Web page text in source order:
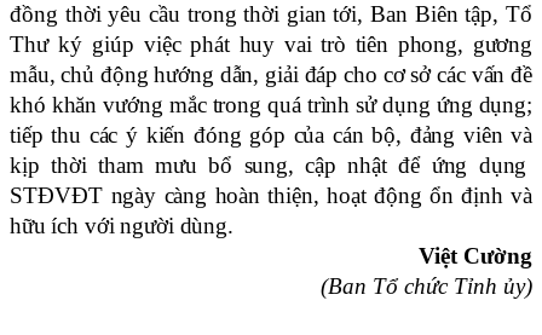
đồng thờiyêu cầu trong thời gian tới, Ban Biên tập, Tổ
Thư ký giúp việcphát huy vai trò tiên phong, gương
mẫu, chủ động hướng dẫn, giải đáp cho cơ sở các vấn đề
khó khăn vướng mắc trong quá trình sử dụng ứng dụng;
tiếp thu các ý kiến đóng góp của cán bộ, đảng viênvà
kịp thờitham mưu bổ sung, cập nhật để ứng dụng
STĐVĐT ngày càng hoàn thiện, hoạt động ổn định và
hữu ích với người dùng.
Việt Cường
(Ban Tổ chức Tỉnh ủy)